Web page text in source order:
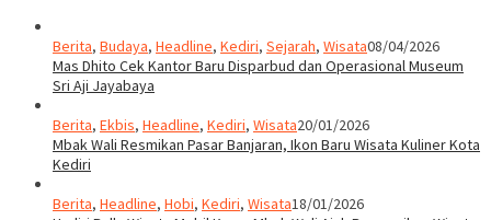
Berita, Budaya, Headline, Kediri, Sejarah, Wisata08/04/2026
Mas Dhito Cek Kantor Baru Disparbud dan Operasional Museum
Sri Aji Jayabaya
Berita, Ekbis, Headline, Kediri, Wisata20/01/2026
Mbak Wali Resmikan Pasar Banjaran, Ikon Baru Wisata Kuliner Kota
Kediri
Berita, Headline, Hobi, Kediri, Wisata18/01/2026